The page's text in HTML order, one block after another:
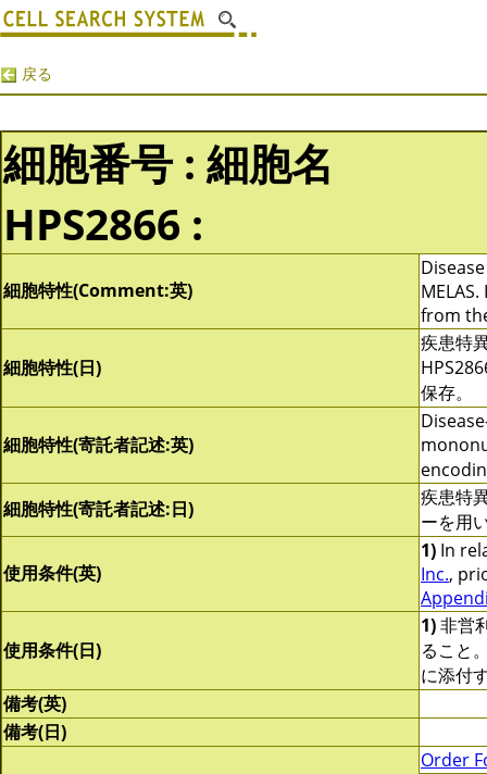
戻る
細胞番号 : 細胞名
HPS2866 :
細胞特性(Comment:英)
from
細胞特性(日)
疾患特
保存。
細胞特性(寄託者記述:英)
細胞特性(寄託者記述:日)
疾患特
ーを用
使用条件(英)
1) In
Inc.,
使用条件(日)
1)非営
ること
に添付
備考(英)
備考(日)
Order